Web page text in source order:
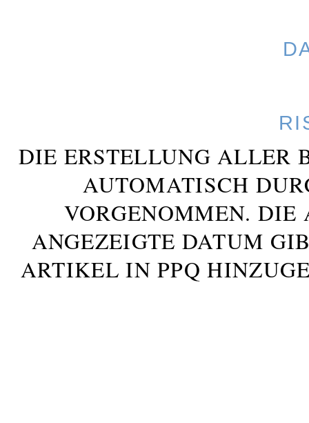
DIE ERSTELLUNG ALLER
AUTOMATISCH
VORGENOMMEN. DIE
ANGEZEIGTE DATUM
ARTIKEL IN PPQ